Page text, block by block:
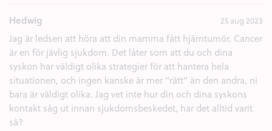
Hedwig 25 aug 2023
Jag är ledsen att höra att din mamma fått hjärntumör. Cancer
är en för jävlig sjukdom. Det låter som att du och dina
syskon har väldigt olika strategier för att hantera hela
situationen, och ingen kanske är mer "rätt" än den andra, ni
bara är väldigt olika. Jag vet inte hur din och dina syskons
kontakt såg ut innan sjukdomsbeskedet, har det alltid varit
så?